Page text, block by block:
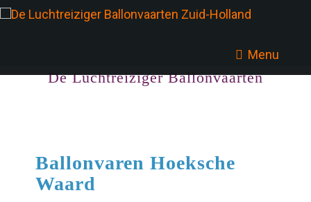
Menu
De Luchtreiziger Ballonvaarten
Ballonvaren Hoeksche
Waard